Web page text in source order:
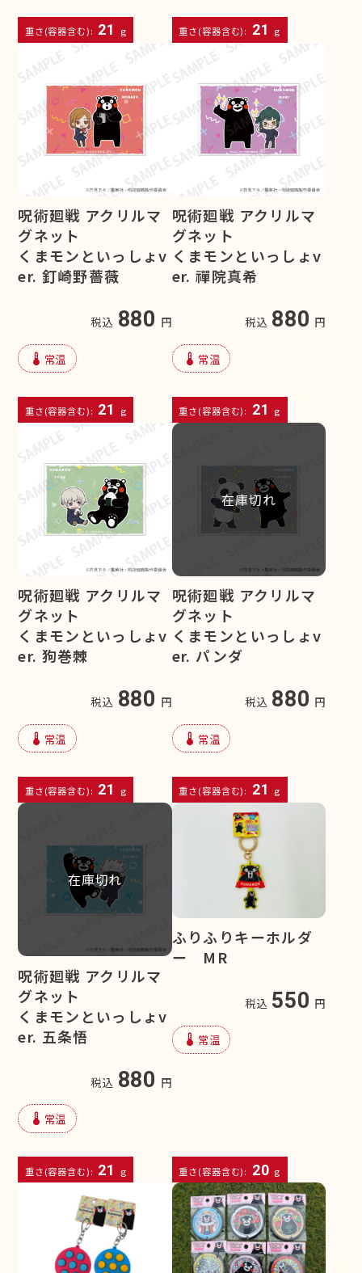
重さ(容器含む): 21 g 重さ(容器含む): 21 g
呪術廻戦 アクリルマ
グネット
くまモンといっしょv
er. 釘崎野薔薇
税込 880 円
device_thermostat 常温
重さ(容器含む): 21 g
呪術廻戦 アクリルマ
グネット
くまモンといっしょv
er. 禪院真希
税込 880 円
device_thermostat 常温
重さ(容器含む): 21 g
呪術廻戦 アクリルマ
グネット
くまモンといっしょv
er. 狗巻棘
税込 880 円
device_thermostat 常温
重さ(容器含む): 21 g
在庫切れ
呪術廻戦 アクリルマ
グネット
くまモンといっしょv
er. パンダ
税込 880 円
device_thermostat 常温
重さ(容器含む): 21 g
在庫切れ
呪術廻戦 アクリルマ
グネット
くまモンといっしょv
er. 五条悟
税込 880 円
device_thermostat 常温
重さ(容器含む): 21 g
ふりふりキーホルダ
ー MR
税込 550 円
device_thermostat 常温
重さ(容器含む): 20 g